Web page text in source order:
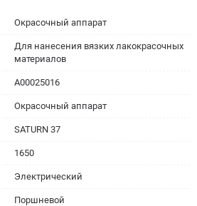
Окрасочный аппарат
Для нанесения вязких лакокрасочных
материалов
A00025016
Окрасочный аппарат
SATURN 37
1650
Электрический
Поршневой